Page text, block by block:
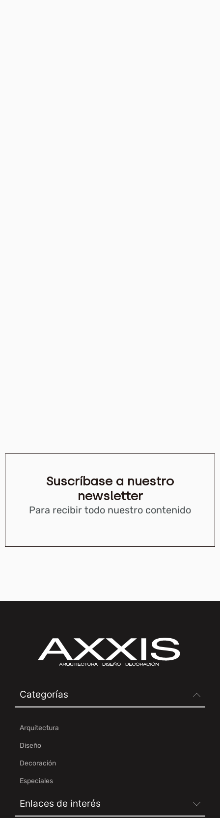
Suscríbase a nuestro
newsletter
Para recibir todo nuestro contenido
Categorías
Arquitectura
Diseño
Decoración
Especiales
Enlaces de interés